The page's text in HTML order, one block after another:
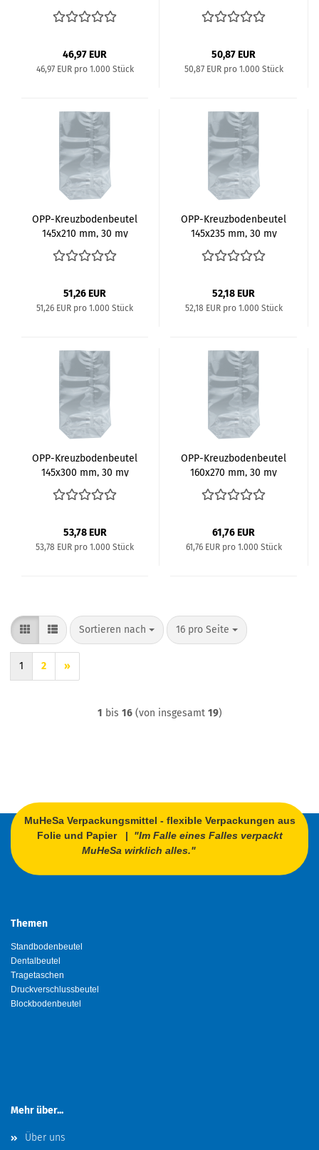
46,97 EUR
46,97 EUR pro 1.000 Stück
50,87 EUR
50,87 EUR pro 1.000 Stück
OPP-​Kreuz­bo­den­beu­tel
145x210 mm, 30 my
51,26 EUR
51,26 EUR pro 1.000 Stück
OPP-​Kreuz­bo­den­beu­tel
145x235 mm, 30 my
52,18 EUR
52,18 EUR pro 1.000 Stück
OPP-​Kreuz­bo­den­beu­tel
145x300 mm, 30 my
53,78 EUR
53,78 EUR pro 1.000 Stück
OPP-​Kreuz­bo­den­beu­tel
160x270 mm, 30 my
61,76 EUR
61,76 EUR pro 1.000 Stück
Sortieren nach
Sortieren nach 16 pro Seite
pro Seite
1 2 »
1 bis 16(von insgesamt 19)
MuHeSa Verpackungsmittel - flexible Verpackungen aus
Folie und Papier | "Im Falle eines Falles verpackt
MuHeSa wirklich alles."
Themen
Standbodenbeutel
Dentalbeutel
Tragetaschen
Druckverschlussbeutel
Blockbodenbeutel
Mehr über...
Über uns